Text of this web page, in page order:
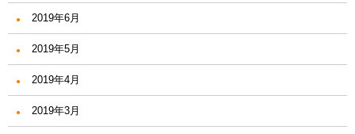
2019年6月
2019年5月
2019年4月
2019年3月